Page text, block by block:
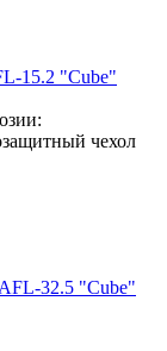
15.2 "Cube"
чехол